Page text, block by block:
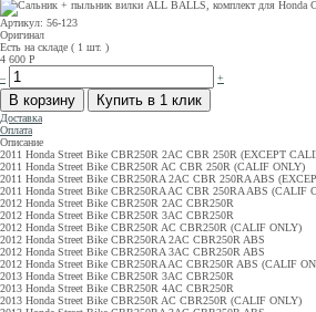
Артикул: 56-123
Оригинал
Есть на складе ( 1 шт. )
4 600 Р
–
+
Доставка
Оплата
Описание
2011 Honda Street Bike CBR250R 2AC CBR 250R (EXCEPT
2011 Honda Street Bike CBR250R AC CBR 250R (CALIF ONLY)
2011 Honda Street Bike CBR250RA 2AC CBR 250RA ABS
2011 Honda Street Bike CBR250RA AC CBR 250RA ABS (CALIF
2012 Honda Street Bike CBR250R 2AC CBR250R
2012 Honda Street Bike CBR250R 3AC CBR250R
2012 Honda Street Bike CBR250R AC CBR250R (CALIF ONLY)
2012 Honda Street Bike CBR250RA 2AC CBR250R ABS
2012 Honda Street Bike CBR250RA 3AC CBR250R ABS
2012 Honda Street Bike CBR250RA AC CBR250R ABS (CALIF
2013 Honda Street Bike CBR250R 3AC CBR250R
2013 Honda Street Bike CBR250R 4AC CBR250R
2013 Honda Street Bike CBR250R AC CBR250R (CALIF ONLY)